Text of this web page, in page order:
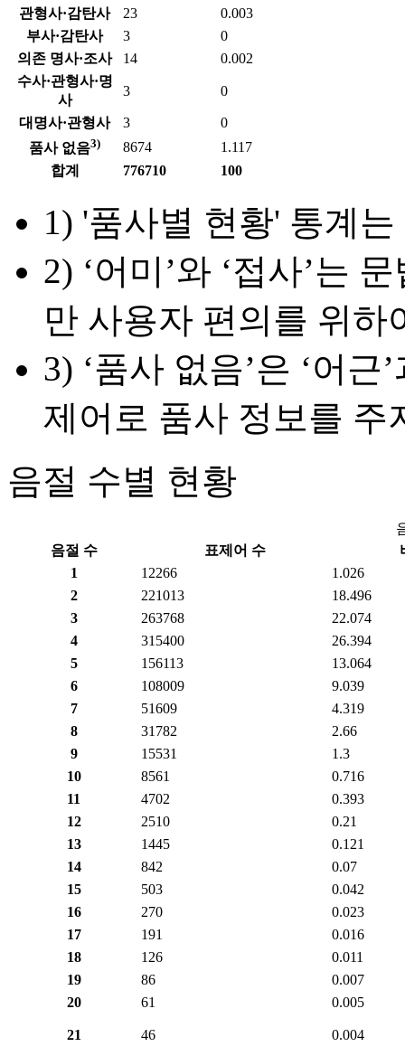
관형사·감탄사
23
0.003
부사·감탄사
3
0
의존 명사·조사
14
0.002
수사·관형사·명
사
3 0
대명사·관형사 3
0
품사 없음3) 8674
1.117
합계
776710 100
1) '품사별 현황' 통계
2) ‘어미’와 ‘접사’는
만 사용자 편의를 위
3) ‘품사 없음’은 ‘어
제어로 품사 정보를 주
음절 수별 현황
음절 수
표제어 수
1
12266
1.026
2
221013
18.496
3
263768
22.074
4
315400
26.394
5
156113
13.064
6
108009
9.039
7
51609
4.319
8
31782
2.66
9
15531
1.3
10
8561
0.716
11
4702
0.393
12
2510
0.21
13
1445
0.121
14
842
0.07
15
503
0.042
16
270
0.023
17
191
0.016
18
126
0.011
19
86
0.007
20
61 0.005
21 46 0.004